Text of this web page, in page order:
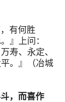
有何胜
』上问：
寿、永定、
。』（冶城
，而喜作